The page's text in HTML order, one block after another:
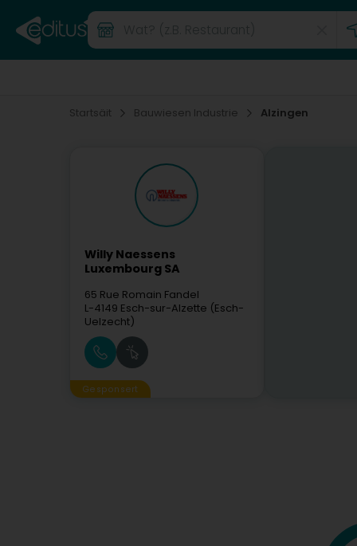
Startsäit Bauwiesen Industrie Alzingen
Willy Naessens
Luxembourg SA
65 Rue Romain Fandel
L-4149 Esch-sur-Alzette (Esch-
Uelzecht)
Gesponsert